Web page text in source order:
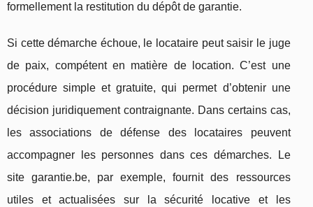
formellement la restitution du dépôt de garantie.
Si cette démarche échoue, le locataire peut saisir le juge
de paix, compétent en matière de location. C’est une
procédure simple et gratuite, qui permet d’obtenir une
décision juridiquement contraignante. Dans certains cas,
les associations de défense des locataires peuvent
accompagner les personnes dans ces démarches. Le
site garantie.be, par exemple, fournit des ressources
utiles et actualisées sur la sécurité locative et les